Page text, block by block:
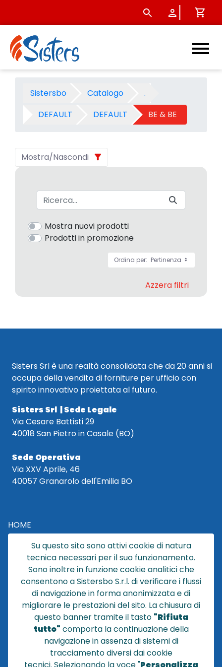
BE &amp; BE 2008 -
Sistersbo Catalogo
.
DEFAULT
DEFAULT BE & BE
Mostra/Nascondi
Barra di ricerca
Mostra nuovi prodotti
Prodotti in promozione
Ordina per: Pertinenza
Azzera filtri
Sisters Srl è una realtà consolidata che da 20 anni si
occupa della vendita di forniture per ufficio con
spirito innovativo proiettata al futuro.
Sisters Srl | Sede Legale
Via Cesare Battisti 29
40018 San Pietro in Casale (BO)
Sede Operativa
Via XXV Aprile, 46
40057 Granarolo dell'Emilia BO
HOME
CATALOGO
CHI SIAMO
NEWS
CONTATTACI
CONDIZIONI DI VENDITA
POLICY PRIVACY
NOTE LEGALI
Su questo sito sono attivi cookie di natura
tecnica necessari per il suo funzionamento.
Sono inoltre in funzione cookie analitici che
consentono a Sistersbo S.r.l. di verificare i flussi
di navigazione in forma anonimizzata e di
migliorare le prestazioni del sito. La chiusura di
questo banner tramite il tasto "Rifiuta
tutto" comporta la continuazione della
navigazione in assenza di sistemi di
tracciamento diversi dai cookie